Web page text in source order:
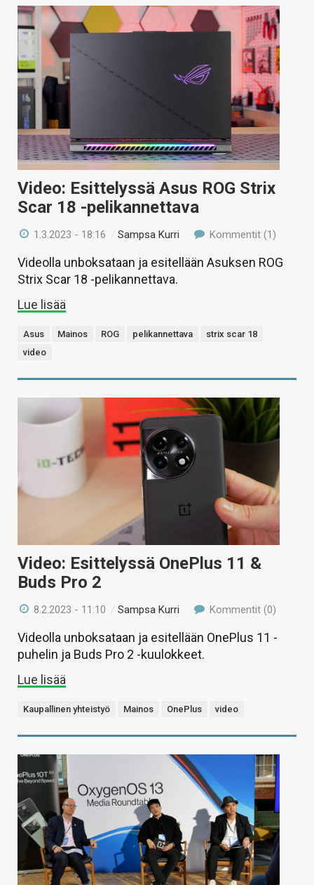
Video: Esittelyssä Asus ROG Strix
Scar 18 -pelikannettava
1.3.2023 - 18:16 /Sampsa Kurri Kommentit (1)
Videolla unboksataan ja esitellään Asuksen ROG
Strix Scar 18 -pelikannettava.
Lue lisää
Asus Mainos ROG pelikannettava
strix scar 18
video
Video: Esittelyssä OnePlus 11 &
Buds Pro 2
8.2.2023 - 11:10 /Sampsa Kurri Kommentit (0)
Videolla unboksataan ja esitellään OnePlus 11 -
puhelin ja Buds Pro 2 -kuulokkeet.
Lue lisää
Kaupallinen yhteistyö Mainos OnePlus video